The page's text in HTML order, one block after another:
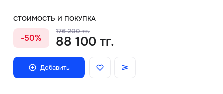
СТОИМОСТЬ И ПОКУПКА
-50%
176 200 тг.
88 100 тг.
Добавить
О нас
Доставка и оплата
Блог